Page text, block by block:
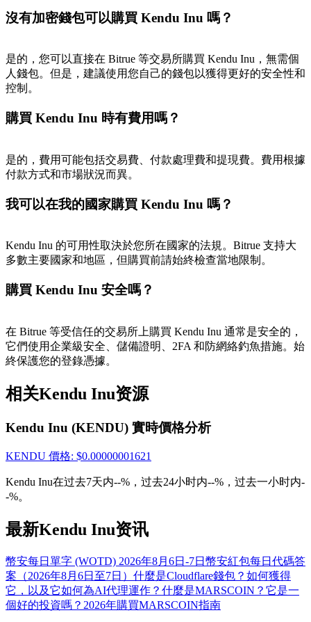
充值CASHCAT & 赢取
BitMart 用戶遷移專享
註冊&交易贏 500,000 USDT
貴金屬財富季 · 交易巔峰賽
USDT 新手理財 10% APR
USDT活期理財、無鎖定期
New Listing期貨交易盛宴
77,777+3k Rewards
沒有加密錢包可以購買 Kendu Inu 嗎？
是的，您可以直接在 Bitrue 等交易所購買 Kendu Inu，無需個
人錢包。但是，建議使用您自己的錢包以獲得更好的安全性和
控制。
購買 Kendu Inu 時有費用嗎？
是的，費用可能包括交易費、付款處理費和提現費。費用根據
付款方式和市場狀況而異。
我可以在我的國家購買 Kendu Inu 嗎？
Kendu Inu 的可用性取決於您所在國家的法規。Bitrue 支持大
多數主要國家和地區，但購買前請始終檢查當地限制。
購買 Kendu Inu 安全嗎？
在 Bitrue 等受信任的交易所上購買 Kendu Inu 通常是安全的，
它們使用企業級安全、儲備證明、2FA 和防網絡釣魚措施。始
終保護您的登錄憑據。
相关Kendu Inu资源
Kendu Inu (KENDU) 實時價格分析
KENDU 價格: $0.00000001621
Kendu Inu在过去7天内--%，过去24小时内--%，过去一小时内-
-%。
最新Kendu Inu资讯
幣安每日單字 (WOTD) 2026年8月6日-7日 幣安紅包每日代碼答
案（2026年8月6日至7日） 什麼是Cloudflare錢包？如何獲得
它，以及它如何為AI代理運作？ 什麼是MARSCOIN？它是一
個好的投資嗎？ 2026年購買MARSCOIN指南